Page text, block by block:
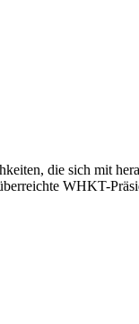
die sich mit
WHKT-